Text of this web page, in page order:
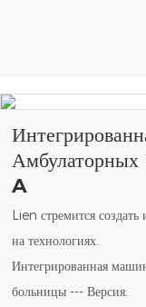
Амбулаторных
A
Lien стремится
на технологиях.
Интегрированная
больницы --- Версия: